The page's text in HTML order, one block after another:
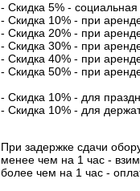
- Скидка 5% -
- Скидка 10% - при
- Скидка 20% - при
- Скидка 30% - при
- Скидка 40% - при
- Скидка 50% - при
- Скидка 10% - для
- Скидка 10% - для
При задержке сдачи
менее чем на 1 час -
более чем на 1 час -